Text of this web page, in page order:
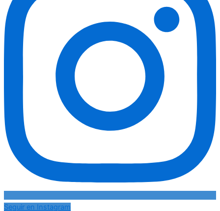
Seguir en Instagram